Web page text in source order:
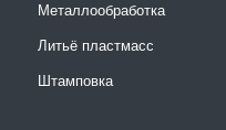
Металлообработка
Литьё пластмасс
Штамповка